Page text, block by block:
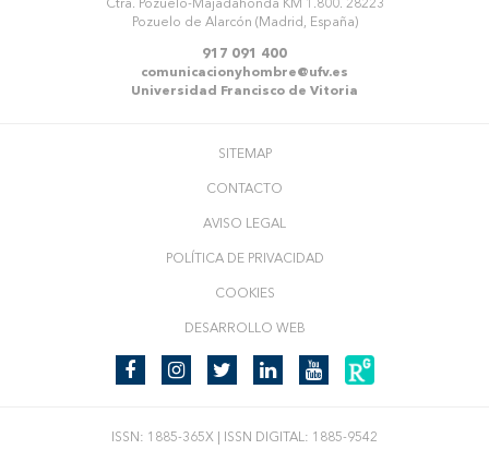
Ctra. Pozuelo-Majadahonda KM 1.800. 28223
Pozuelo de Alarcón (Madrid, España)
917 091 400
comunicacionyhombre@ufv.es
Universidad Francisco de Vitoria
SITEMAP
CONTACTO
AVISO LEGAL
POLÍTICA DE PRIVACIDAD
COOKIES
DESARROLLO WEB
ISSN: 1885-365X | ISSN DIGITAL: 1885-9542